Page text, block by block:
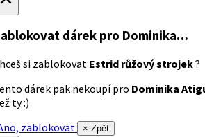
dárek pro Dominika…
si zablokovat Estrid růžový strojek?
dárek pak nekoupí pro Dominika
ty :)
zablokovat
× Zpět